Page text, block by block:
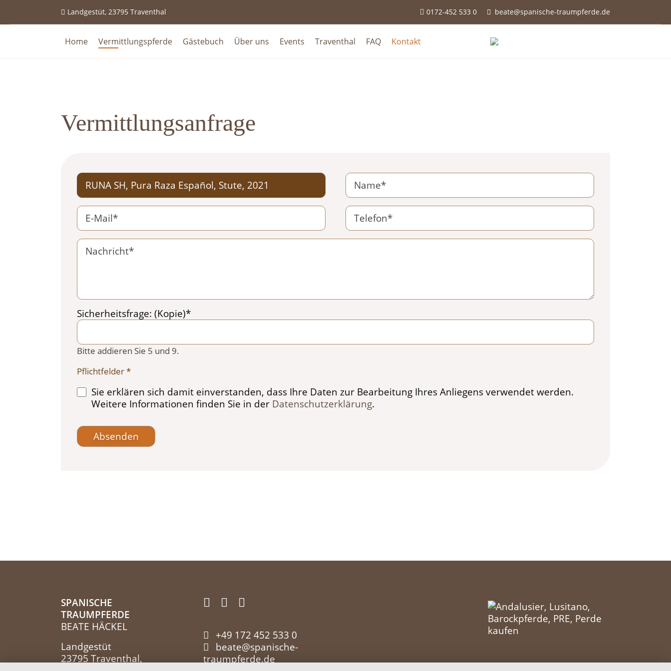
Landgestüt, 23795 Traventhal  0172-452 533 0  beate@spanische-traumpferde.de
Home Vermittlungspferde Gästebuch Über uns Events Traventhal FAQ Kontakt
Vermittlungsanfrage
Pflichtfeld
Sicherheitsfrage: (Kopie)*
Bitte addieren Sie 5 und 9.
Pflichtfelder *
Sie erklären sich damit einverstanden, dass Ihre Daten zur Bearbeitung Ihres Anliegens verwendet werden.
Weitere Informationen finden Sie in der Datenschutzerklärung.
Absenden
SPANISCHE
TRAUMPFERDE
BEATE HÄCKEL
Landgestüt
23795 Traventhal,
+49 172 452 533 0
beate@spanische-
traumpferde.de